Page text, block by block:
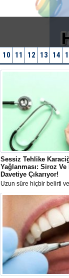
10 11 12 13 14
Sessiz Tehlike
Yağlanması: Siroz
Davetiye Çıkarıyor!
Uzun süre hiçbir belirti
ilerleyen karaciğer
uyarılarda bulunan
Uzmanı Prof. Dr. Bülent
hakkındaki 10 kritik